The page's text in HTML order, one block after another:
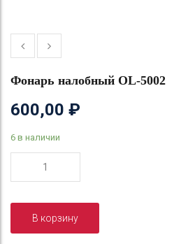
Фонарь налобный OL-5002
600,00 ₽
6 в наличии
налобный
5002
В корзину